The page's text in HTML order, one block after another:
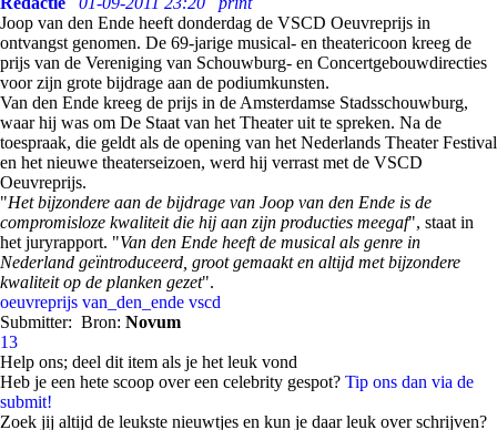
Joop van den Ende heeft donderdag de VSCD Oeuvreprijs in
ontvangst genomen. De 69-jarige musical- en theatericoon kreeg de
prijs van de Vereniging van Schouwburg- en Concertgebouwdirecties
voor zijn grote bijdrage aan de podiumkunsten.
Van den Ende kreeg de prijs in de Amsterdamse Stadsschouwburg,
waar hij was om De Staat van het Theater uit te spreken. Na de
toespraak, die geldt als de opening van het Nederlands Theater Festival
en het nieuwe theaterseizoen, werd hij verrast met de VSCD
Oeuvreprijs.
"Het bijzondere aan de bijdrage van Joop van den Ende is de
compromisloze kwaliteit die hij aan zijn producties meegaf", staat in
het juryrapport. "Van den Ende heeft de musical als genre in
Nederland geïntroduceerd, groot gemaakt en altijd met bijzondere
kwaliteit op de planken gezet".
oeuvreprijs van_den_ende vscd
Submitter: Bron: Novum
13
Help ons; deel dit item als je het leuk vond
Heb je een hete scoop over een celebrity gespot? Tip ons dan via de
submit!
Zoek jij altijd de leukste nieuwtjes en kun je daar leuk over schrijven?